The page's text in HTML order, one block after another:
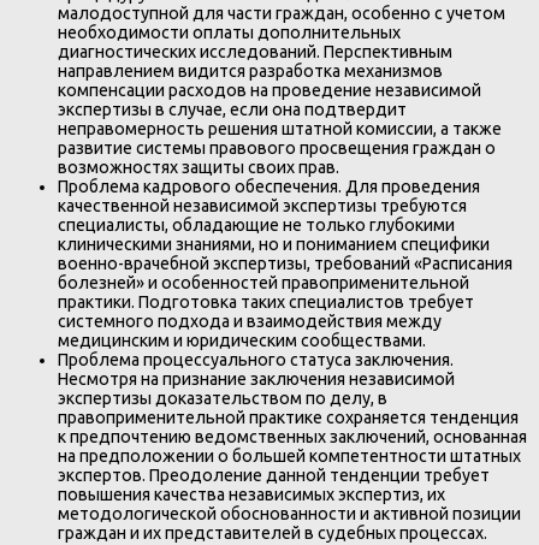
малодоступной для части граждан, особенно с учетом
необходимости оплаты дополнительных
диагностических исследований. Перспективным
направлением видится разработка механизмов
компенсации расходов на проведение независимой
экспертизы в случае, если она подтвердит
неправомерность решения штатной комиссии, а также
развитие системы правового просвещения граждан о
возможностях защиты своих прав.
Проблема кадрового обеспечения. Для проведения
качественной независимой экспертизы требуются
специалисты, обладающие не только глубокими
клиническими знаниями, но и пониманием специфики
военно-врачебной экспертизы, требований «Расписания
болезней» и особенностей правоприменительной
практики. Подготовка таких специалистов требует
системного подхода и взаимодействия между
медицинским и юридическим сообществами.
Проблема процессуального статуса заключения.
Несмотря на признание заключения независимой
экспертизы доказательством по делу, в
правоприменительной практике сохраняется тенденция
к предпочтению ведомственных заключений, основанная
на предположении о большей компетентности штатных
экспертов. Преодоление данной тенденции требует
повышения качества независимых экспертиз, их
методологической обоснованности и активной позиции
граждан и их представителей в судебных процессах.